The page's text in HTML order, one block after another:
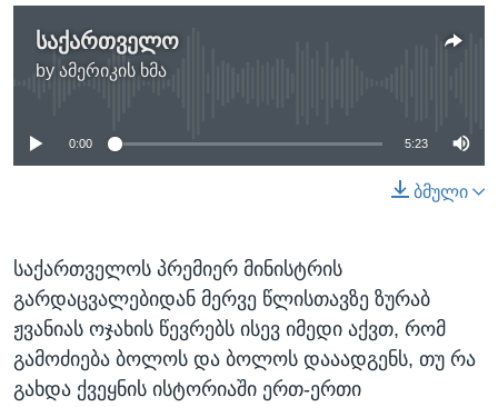
საქართველო
by ამერიკის ხმა
No media source currently available
0:00 5:23
ბმული
საქართველოს პრემიერ მინისტრის
გარდაცვალებიდან მერვე წლისთავზე ზურაბ
ჟვანიას ოჯახის წევრებს ისევ იმედი აქვთ, რომ
გამოძიება ბოლოს და ბოლოს დააადგენს, თუ რა
გახდა ქვეყნის ისტორიაში ერთ-ერთი